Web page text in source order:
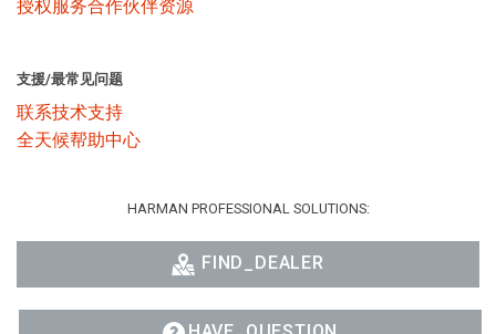
授权服务合作伙伴资源
支援/最常见问题
联系技术支持
全天候帮助中心
HARMAN PROFESSIONAL SOLUTIONS:
FIND_DEALER